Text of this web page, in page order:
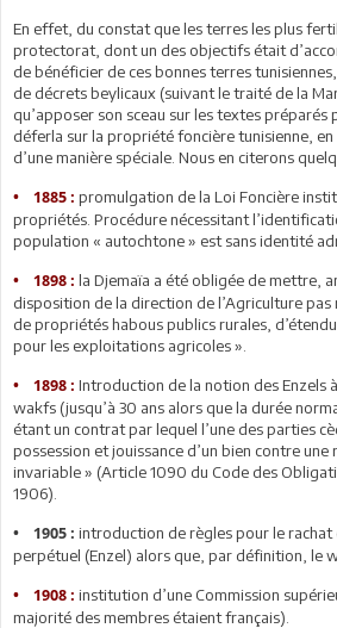
En effet, du constat que les terres les plus
protectorat, dont un des objectifs était
de bénéficier de ces bonnes terres
de décrets beylicaux (suivant le traité de la
qu’apposer son sceau sur les textes
déferla sur la propriété foncière tunisienne,
d’une manière spéciale. Nous en citerons
• 1885 : promulgation de la Loi Foncière
propriétés. Procédure nécessitant
population « autochtone » est sans identité
• 1898 : la Djemaïa a été obligée de mettre,
disposition de la direction de l’Agriculture
de propriétés habous publics rurales,
pour les exploitations agricoles ».
• 1898 : Introduction de la notion des Enzels
wakfs (jusqu’à 30 ans alors que la durée
étant un contrat par lequel l’une des parties
possession et jouissance d’un bien contre
invariable » (Article 1090 du Code des
1906).
• 1905 : introduction de règles pour le
perpétuel (Enzel) alors que, par définition, le
• 1908 : institution d’une Commission
majorité des membres étaient français).